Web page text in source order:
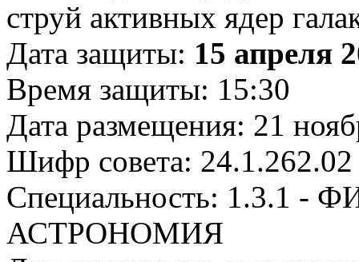
струй активных ядер
Дата защиты: 15 апреля
Время защиты: 15:30
Дата размещения: 21
Шифр совета: 24.1.262.02
Специальность: 1.3.1
АСТРОНОМИЯ